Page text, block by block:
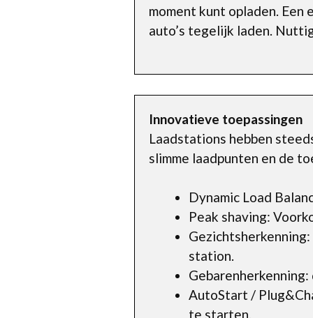
moment kunt opladen. Een
auto’s tegelijk laden.
Innovatieve toepassingen
Laadstations hebben
slimme laadpunten en de
Dynamic Load
Peak shaving:
station.
AutoStart /
te starten.